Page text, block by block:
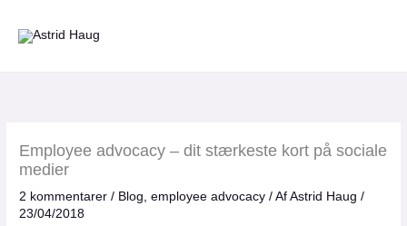
Employee advocacy – dit stærkeste kort på sociale
medier
2 kommentarer / Blog,employee advocacy / AfAstrid Haug/
23/04/2018